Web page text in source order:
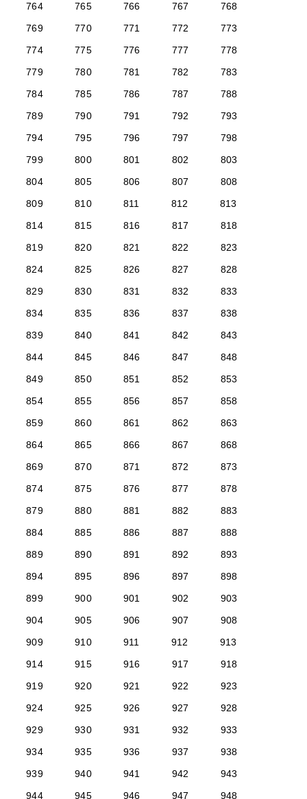
764
765 766 767
768
769
770 771 772
773
774
775 776 777
778
779
780 781 782
783
784
785 786 787
788
789
790 791 792
793
794
795 796 797
798
799
800 801 802
803
804
805 806 807
808
809
810 811 812
813
814
815 816 817
818
819
820 821 822
823
824
825 826 827
828
829
830 831 832
833
834
835 836 837
838
839
840 841 842
843
844
845 846 847
848
849
850 851 852
853
854
855 856 857
858
859
860 861 862
863
864
865 866 867
868
869
870 871 872
873
874
875 876 877
878
879
880 881 882
883
884
885 886 887
888
889
890 891 892
893
894
895 896 897
898
899
900 901 902
903
904
905 906 907
908
909
910 911 912
913
914
915 916 917
918
919
920 921 922
923
924
925 926 927
928
929
930 931 932
933
934
935 936 937
938
939
940 941 942
943
944
945 946 947 948